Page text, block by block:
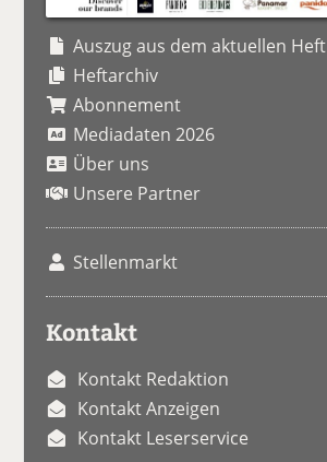
Auszug aus dem aktuellen Heft
Heftarchiv
Abonnement
Mediadaten 2026
Über uns
Unsere Partner
Stellenmarkt
Kontakt
Kontakt Redaktion
Kontakt Anzeigen
Kontakt Leserservice